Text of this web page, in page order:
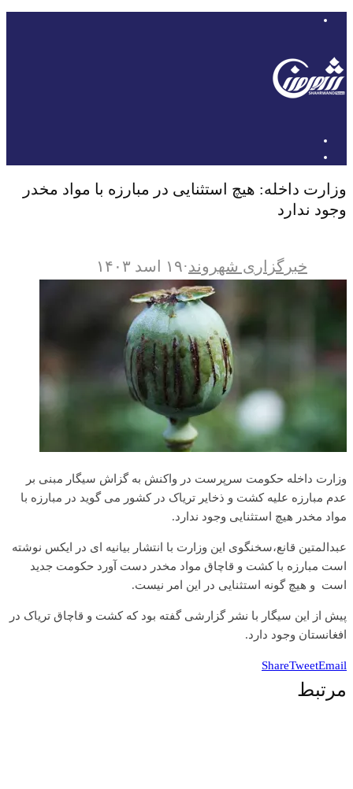
وزارت داخله: هیچ استثنایی در مبارزه با مواد مخدر
وجود ندارد
خبرگزاری شهروند·۱۹ اسد ۱۴۰۳
وزارت داخله حکومت سرپرست در واکنش به گزاش سیگار مبنی بر
عدم مبارزه علیه کشت و ذخایر تریاک در کشور می گوید در مبارزه با
مواد مخدر هیچ استثنایی وجود ندارد.
عبدالمتین قانع،سخنگوی این وزارت با انتشار بیانیه ای در ایکس نوشته
است مبارزه با کشت و قاچاق مواد مخدر دست آورد حکومت جدید
است و هیچ گونه استثنایی در این امر نیست.
پیش از این سیگار با نشر گزارشی گفته بود که کشت و قاچاق تریاک در
افغانستان وجود دارد.
ShareTweetEmail
مرتبط